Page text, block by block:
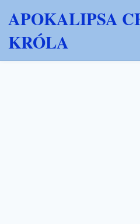
APOKALIPSA
KRÓLA